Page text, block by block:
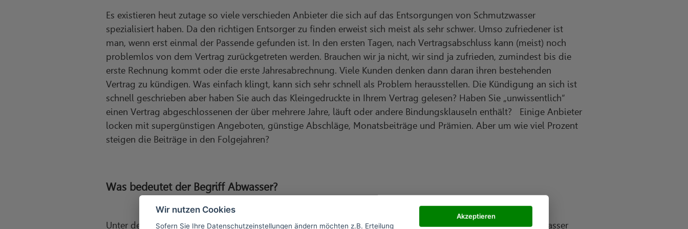
Es existieren heut zutage so viele verschieden Anbieter die sich auf das Entsorgungen von Schmutzwasser
spezialisiert haben. Da den richtigen Entsorger zu finden erweist sich meist als sehr schwer. Umso zufriedener ist
man, wenn erst einmal der Passende gefunden ist. In den ersten Tagen, nach Vertragsabschluss kann (meist) noch
problemlos von dem Vertrag zurückgetreten werden. Brauchen wir ja nicht, wir sind ja zufrieden, zumindest bis die
erste Rechnung kommt oder die erste Jahresabrechnung. Viele Kunden denken dann daran ihren bestehenden
Vertrag zu kündigen. Was einfach klingt, kann sich sehr schnell als Problem herausstellen. Die Kündigung an sich ist
schnell geschrieben aber haben Sie auch das Kleingedruckte in Ihrem Vertrag gelesen? Haben Sie „unwissentlich“
einen Vertrag abgeschlossenen der über mehrere Jahre, läuft oder andere Bindungsklauseln enthält? Einige Anbieter
locken mit supergünstigen Angeboten, günstige Abschläge, Monatsbeiträge und Prämien. Aber um wie viel Prozent
steigen die Beiträge in den Folgejahren?
Was bedeutet der Begriff Abwasser?
Unter dem Begriff Abwasser verbirgt sich nichts anderes als durch den Gebrauch verunreinigtes Wasser. Abwasser
Wir nutzen Cookies
Sofern Sie Ihre Datenschutzeinstellungen ändern möchten z.B. Erteilung
Akzeptieren